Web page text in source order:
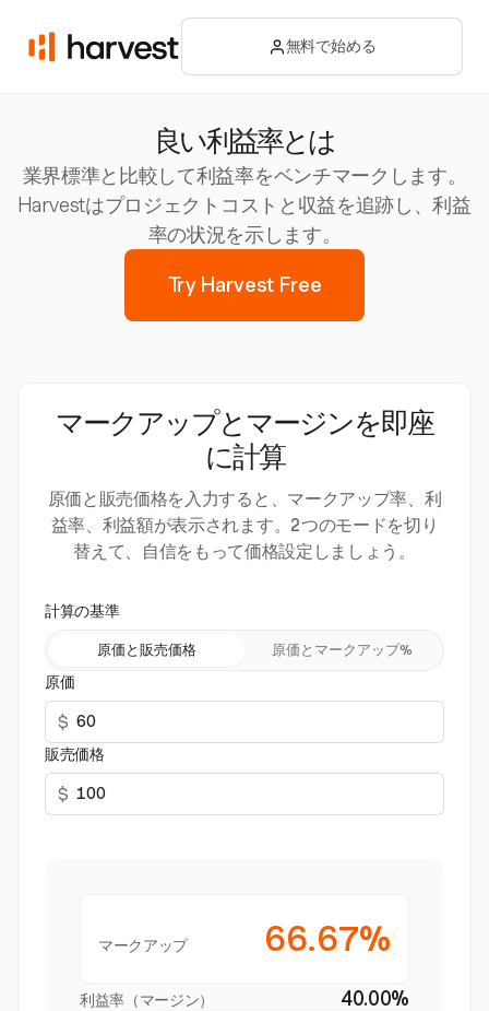
無料で始める
良い利益率とは
業界標準と比較して利益率をベンチマークします。
Harvestはプロジェクトコストと収益を追跡し、利益
率の状況を示します。
Try Harvest Free
マークアップとマージンを即座
に計算
原価と販売価格を入力すると、マークアップ率、利
益率、利益額が表示されます。2つのモードを切り
替えて、自信をもって価格設定しましょう。
計算の基準
原価と販売価格 原価とマークアップ%
原価
$
販売価格
$
マークアップ 66.67%
利益率（マージン） 40.00%